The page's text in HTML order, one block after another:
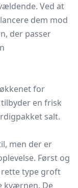
Ved at
dem mod
der passer
for
en frisk
salt.
men der er
Først og
type groft
kværnen. De